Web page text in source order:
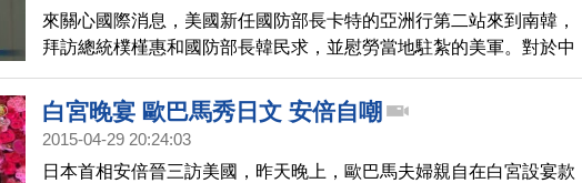
來關心國際消息，美國新任國防部長卡特的亞洲行第二站來到南韓，
拜訪總統樸槿惠和國防部長韓民求，並慰勞當地駐紮的美軍。對於中
共的南海問題，美國總統歐巴馬今天表示，不能因為自己的肌肉大，
就霸凌周遭國家主權。
白宮晚宴 歐巴馬秀日文 安倍自嘲
2015-04-29 20:24:03
日本首相安倍晉三訪美國，昨天晚上，歐巴馬夫婦親自在白宮設宴款